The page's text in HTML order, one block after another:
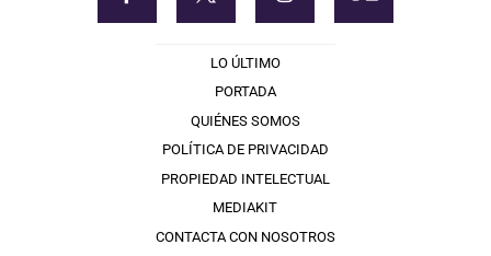
LO ÚLTIMO
PORTADA
QUIÉNES SOMOS
POLÍTICA DE PRIVACIDAD
PROPIEDAD INTELECTUAL
MEDIAKIT
CONTACTA CON NOSOTROS